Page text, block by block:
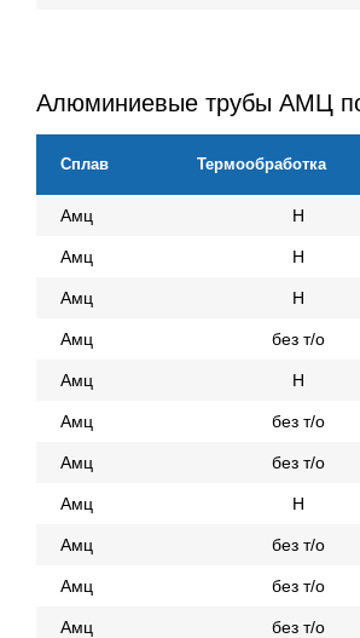
Алюминиевые трубы АМЦ
Сплав Термообработка
Амц Н
Амц Н
Амц Н
Амц без т/о
Амц Н
Амц без т/о
Амц без т/о
Амц Н
Амц без т/о
Амц без т/о
Амц без т/о